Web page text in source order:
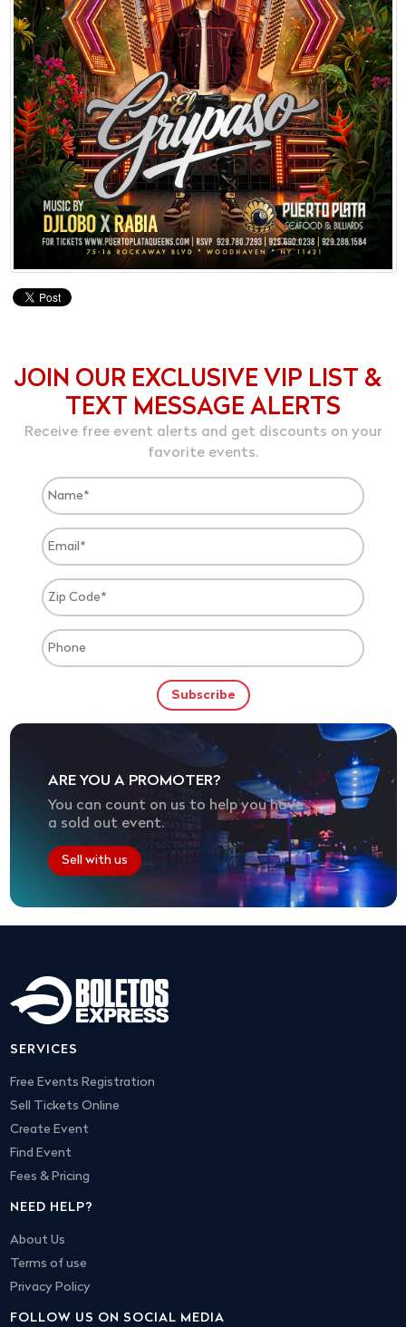
JOIN OUR EXCLUSIVE VIP LIST &
TEXT MESSAGE ALERTS
Receive free event alerts and get discounts on your
favorite events.
ARE YOU A PROMOTER?
You can count on us to help you have
a sold out event.
Sell with us
SERVICES
Free Events Registration
Sell Tickets Online
Create Event
Find Event
Fees & Pricing
NEED HELP?
About Us
Terms of use
Privacy Policy
FOLLOW US ON SOCIAL MEDIA